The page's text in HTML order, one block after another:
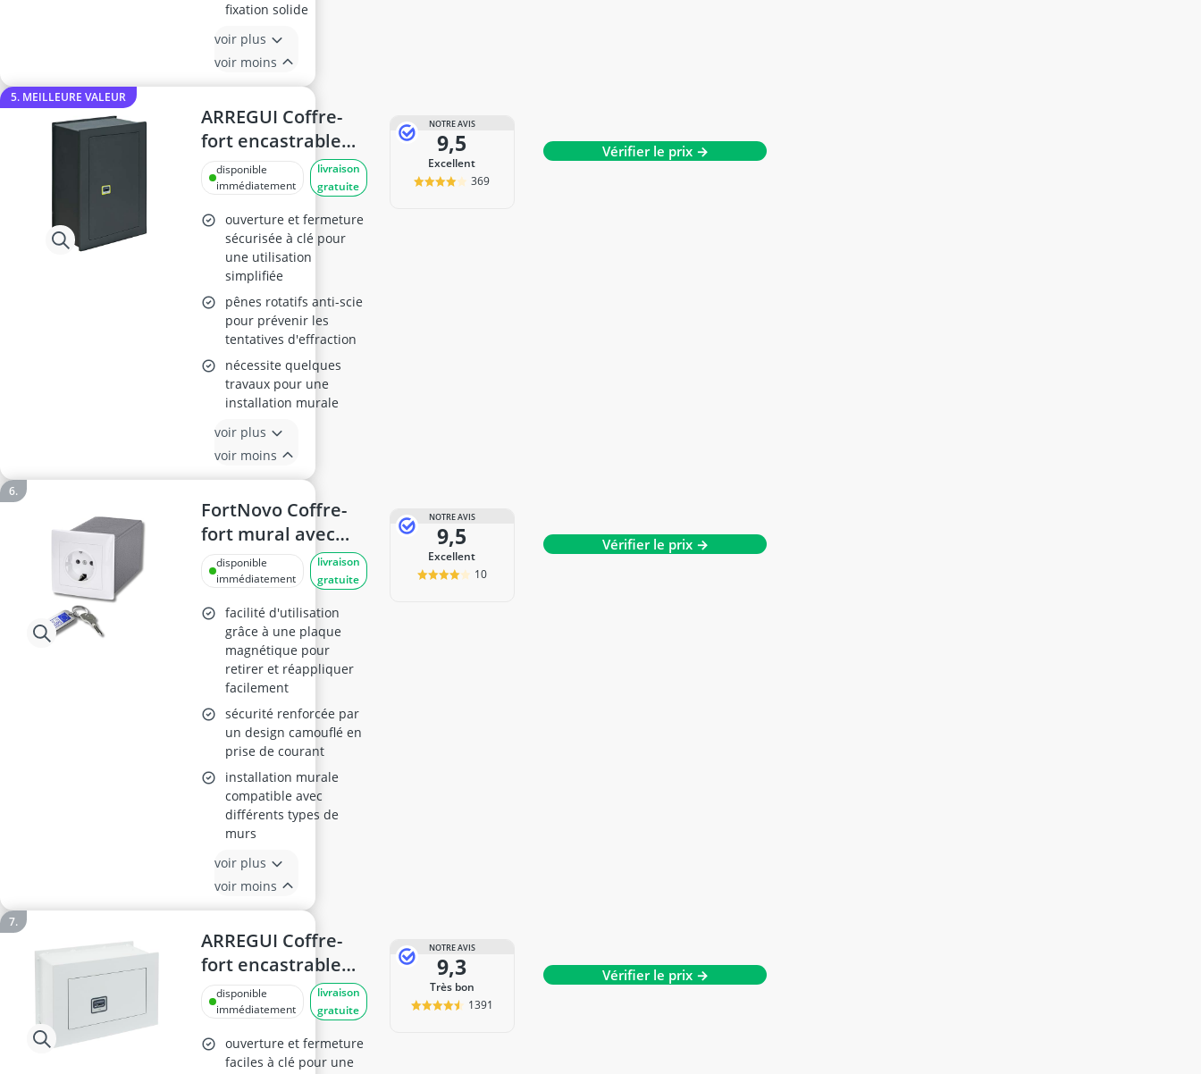
fixation solide
voir plus
voir moins
5. MEILLEURE VALEUR
ARREGUI Coffre-
fort encastrable
281380
disponible
immédiatement
livraison
gratuite
ouverture et fermeture
sécurisée à clé pour
une utilisation
simplifiée
pênes rotatifs anti-scie
pour prévenir les
tentatives d'effraction
nécessite quelques
travaux pour une
installation murale
voir plus
voir moins
NOTRE AVIS
9,5
Excellent
369
Vérifier le prix →
FortNovo Coffre-
fort mural avec
prise et ouverture
magnétique
disponible
immédiatement
livraison
gratuite
facilité d'utilisation
grâce à une plaque
magnétique pour
retirer et réappliquer
facilement
sécurité renforcée par
un design camouflé en
prise de courant
installation murale
compatible avec
différents types de
murs
voir plus
voir moins
NOTRE AVIS
9,5
Excellent
10
Vérifier le prix →
ARREGUI Coffre-
fort encastrable
271311
disponible
immédiatement
livraison
gratuite
ouverture et fermeture
faciles à clé pour une
NOTRE AVIS
9,3
Très bon
1391
Vérifier le prix →